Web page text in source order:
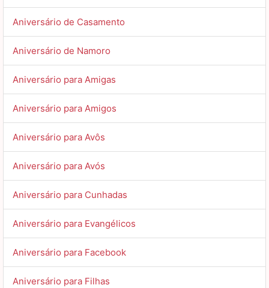
Aniversário de Casamento
Aniversário de Namoro
Aniversário para Amigas
Aniversário para Amigos
Aniversário para Avôs
Aniversário para Avós
Aniversário para Cunhadas
Aniversário para Evangélicos
Aniversário para Facebook
Aniversário para Filhas